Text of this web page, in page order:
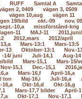
RUFF Samtal A
2, 0409 vägen 3, 0509
vägen 10,aug vägen 11
19/bild okt.-09 nov. 09
sept.-10,a missförstånd-krig
11 MAJ-11
2012,mars 2012/april
Mars-13:1 Mars-13:5
13 Oktober-13:1 Nov.-
-14/ juni Juli-14,1 Aug-14
bild Mars-15,1 Mars-15/
Nov-15,1 Dec.-15,1
Mars-16,f April-16,a
ton Maj-16,i Juli-16,a
16,a Okt-16,d Okt-16,g
Mars-17,7 bilder April-
Okt-17,1 Nov.-17,1